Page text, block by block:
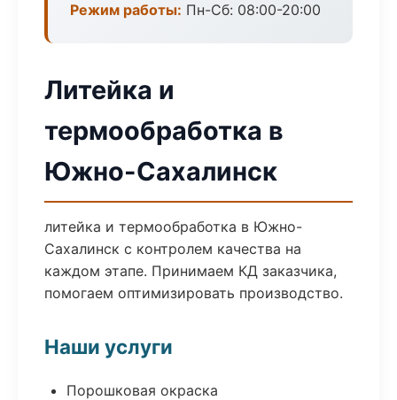
Режим работы: Пн-Сб: 08:00-20:00
Литейка и
термообработка в
Южно-Сахалинск
литейка и термообработка в Южно-
Сахалинск с контролем качества на
каждом этапе. Принимаем КД заказчика,
помогаем оптимизировать производство.
Наши услуги
Порошковая окраска